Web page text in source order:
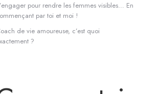
pour rendre les femmes visibles… En
par toi et moi !
de vie amoureuse, c’est quoi
?